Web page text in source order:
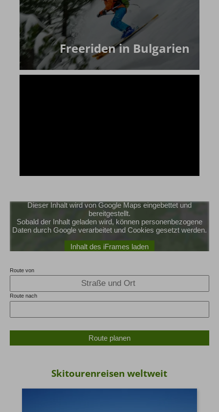
Freeriden in Bulgarien
Dieser Inhalt wird von Google Maps eingebettet und
bereitgestellt.
Sobald der Inhalt geladen wird, können personenbezogene
Daten durch Google verarbeitet und Cookies gesetzt werden.
Inhalt des iFrames laden
Route von
Route nach
Route planen
Skitourenreisen weltweit